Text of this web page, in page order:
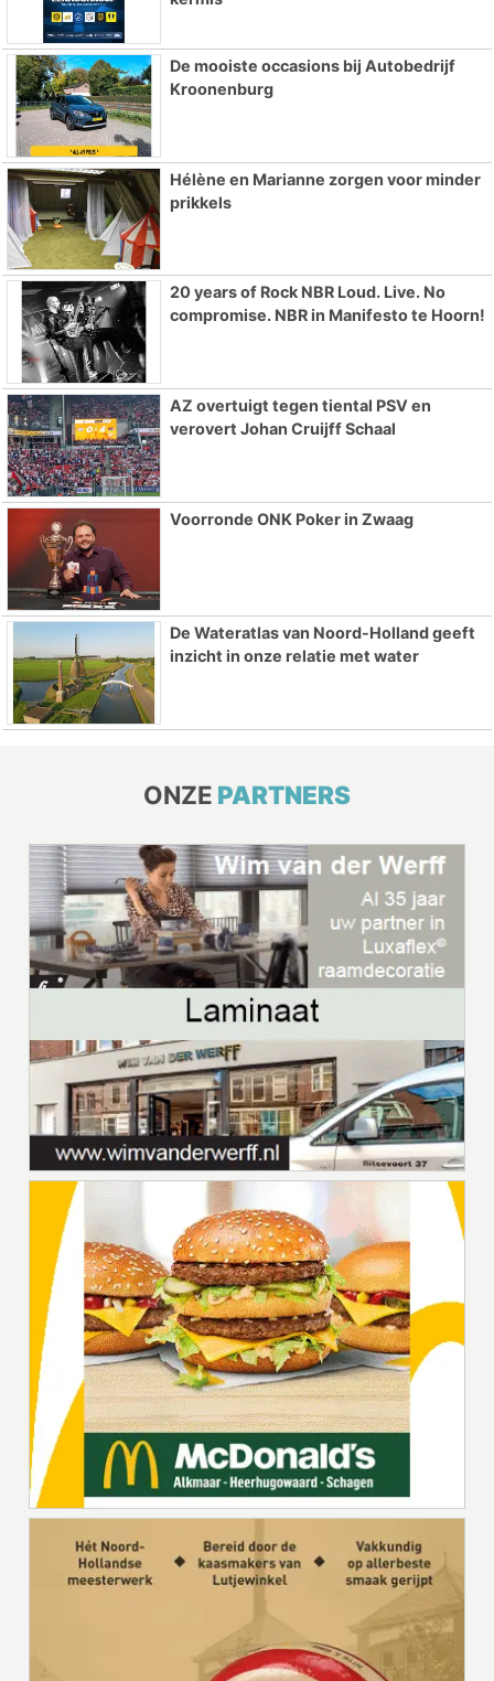
De mooiste occasions bij Autobedrijf
Kroonenburg
Hélène en Marianne zorgen voor minder
prikkels
20 years of Rock NBR Loud. Live. No
compromise. NBR in Manifesto te Hoorn!
AZ overtuigt tegen tiental PSV en
verovert Johan Cruijff Schaal
Voorronde ONK Poker in Zwaag
De Wateratlas van Noord-Holland geeft
inzicht in onze relatie met water
ONZE PARTNERS